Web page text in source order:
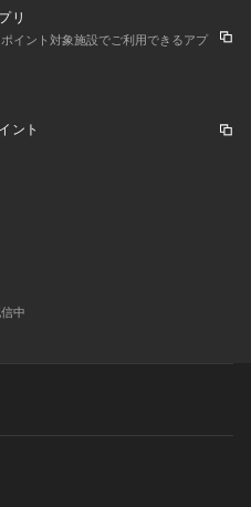
リ
イント対象施設でご利用できるアプ
ント
中